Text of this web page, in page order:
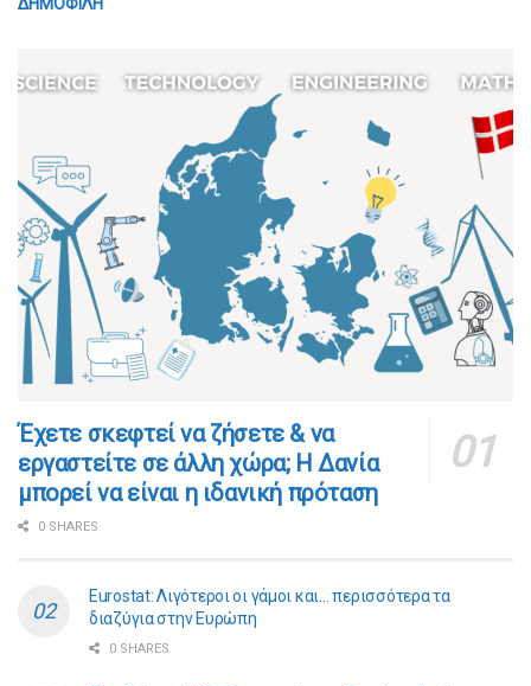
​​Έχετε σκεφτεί να ζήσετε & να
εργαστείτε σε άλλη χώρα; Η Δανία
μπορεί να είναι η ιδανική πρόταση
0 SHARES
Eurostat: Λιγότεροι οι γάμοι και… περισσότερα τα
διαζύγια στην Ευρώπη
0 SHARES